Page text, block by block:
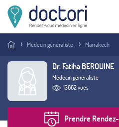
Compte
Vous êtes
Médecin généraliste Marrakech
Dr. Fatiha BEROUINE
Médecin généraliste
13662 vues
Prendre